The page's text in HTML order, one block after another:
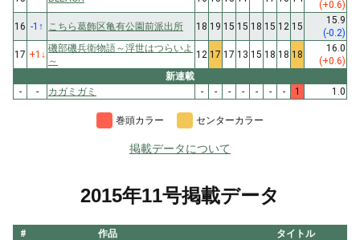
(+0.6)
16 -1 ↑ こちら葛飾区亀有公園前派出所 18 19 15 15 18 15 12 15
15.9
(-0.2)
17 +1 ↓
磯部磯兵衛物語～浮世はつらいよ
～
12 17 17 13 15 18 18 18
16.0
(+0.6)
新連載
-
- カガミガミ - - - - - - - 1 1.0
巻頭カラー センターカラー
掲載データについて
2015年11号掲載データ
# 作品
タイトル